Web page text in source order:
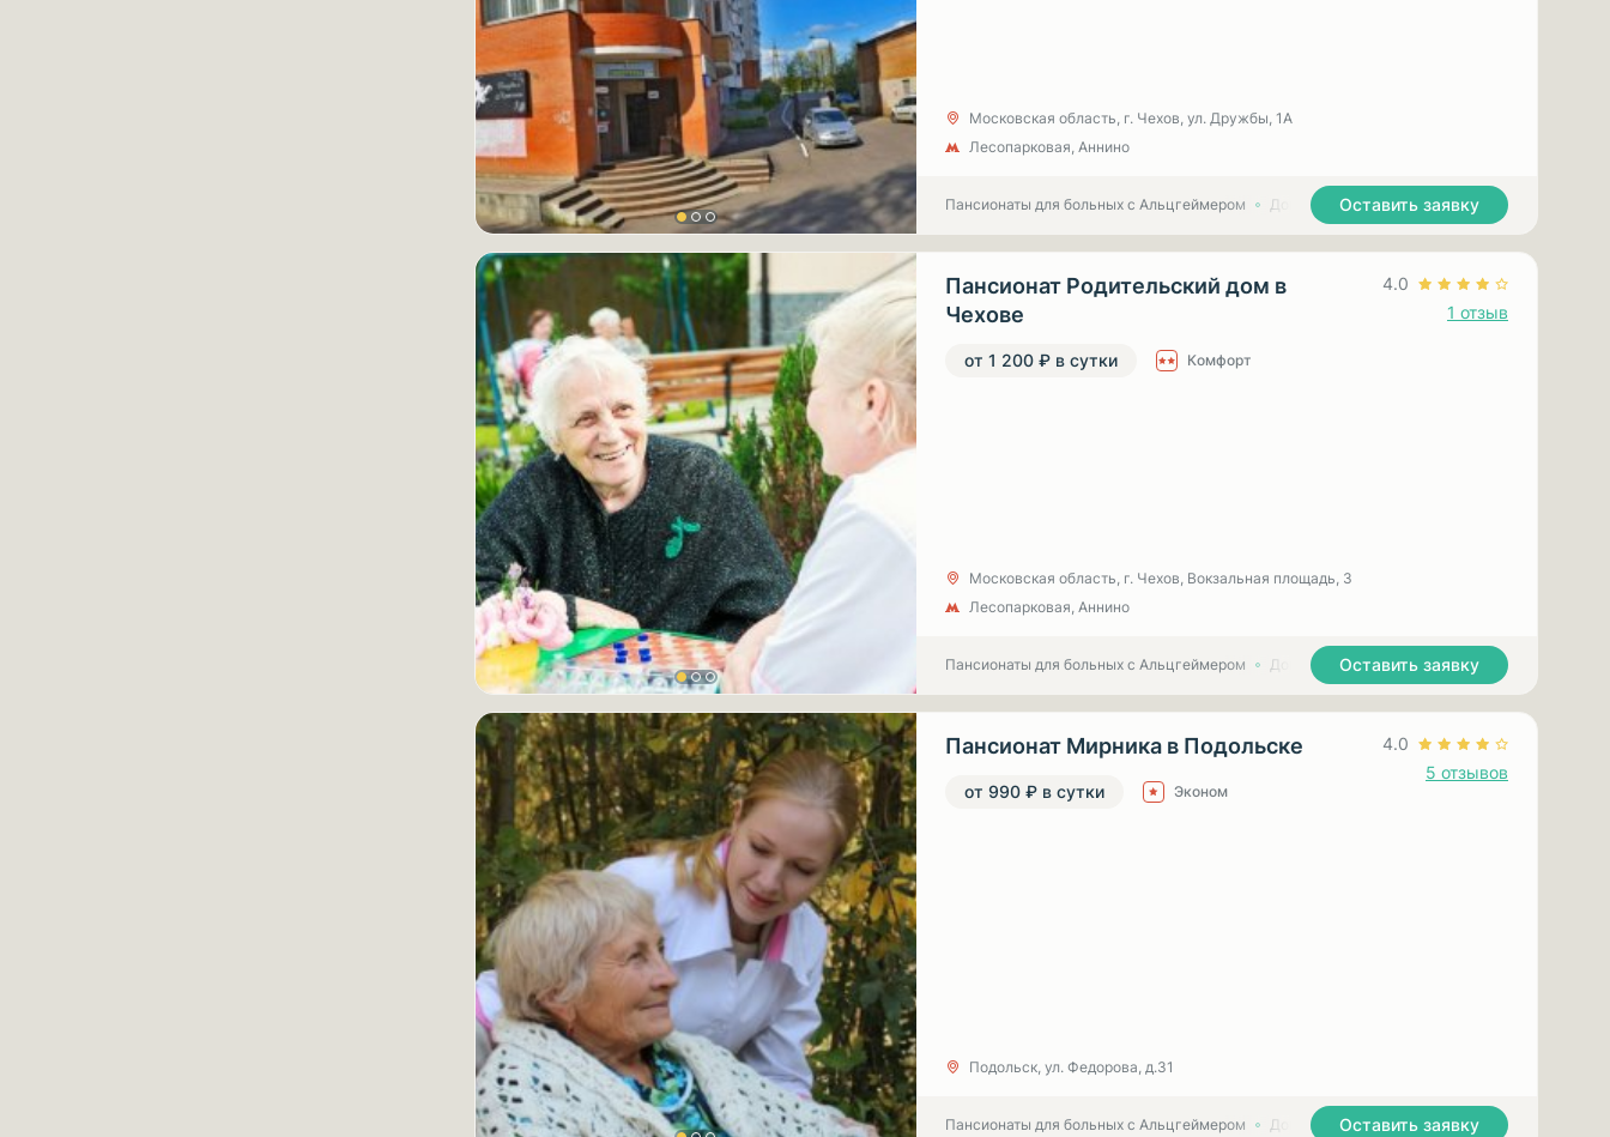
Московская область, г. Чехов, ул. Дружбы, 1А
Лесопарковая, Аннино
Пансионаты для больных с Альцгеймером Дома престарелых для больных с Паркинсоном
Оставить заявку
Пансионат Родительский дом в
Чехове
4.0
1 отзыв
от 1 200 ₽ в сутки Комфорт
Московская область, г. Чехов, Вокзальная площадь, 3
Лесопарковая, Аннино
Пансионаты для больных с Альцгеймером Дома престарелых для больных с Паркинсоном
Оставить заявку
Пансионат Мирника в Подольске
4.0
5 отзывов
от 990 ₽ в сутки
Эконом
Подольск, ул. Федорова, д.31
Пансионаты для больных с Альцгеймером Дома престарелых для больных с Паркинсоном
Оставить заявку